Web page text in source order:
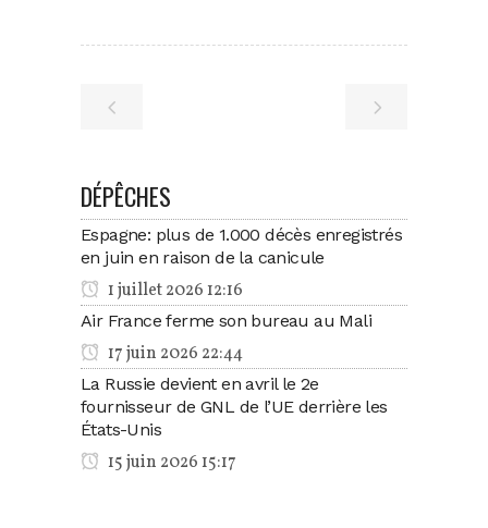
DÉPÊCHES
Espagne: plus de 1.000 décès enregistrés
en juin en raison de la canicule
1 juillet 2026 12:16
Air France ferme son bureau au Mali
17 juin 2026 22:44
La Russie devient en avril le 2e
fournisseur de GNL de l’UE derrière les
États-Unis
15 juin 2026 15:17